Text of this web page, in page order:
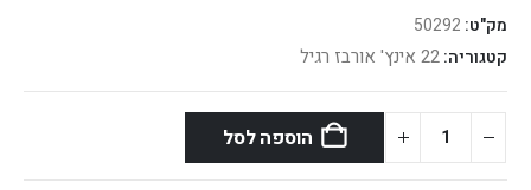
מק"ט: 50292
קטגוריה: 22 אינץ' אורבז רגיל
הוספה לסל